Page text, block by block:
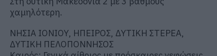
χαμηλότερη.
ΝΗΣΙΑ ΙΟΝΙΟΥ, ΗΠΕΙΡΟΣ, ΔΥΤΙΚΗ ΣΤΕΡΕΑ,
ΔΥΤΙΚΗ ΠΕΛΟΠΟΝΝΗΣΟΣ